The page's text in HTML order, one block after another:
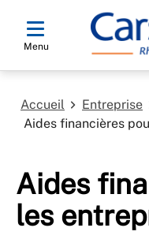
Menu
Accueil Entreprise
Aides financières
Aides
les